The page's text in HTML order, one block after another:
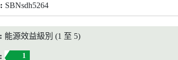
SBNsdh5264
能源效益級別 (1 至 5)
1